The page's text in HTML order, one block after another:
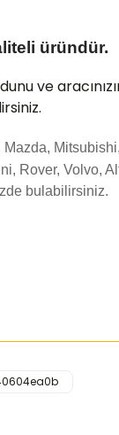
üründür.
ve
Rover, Volvo,
bulabilirsiniz.